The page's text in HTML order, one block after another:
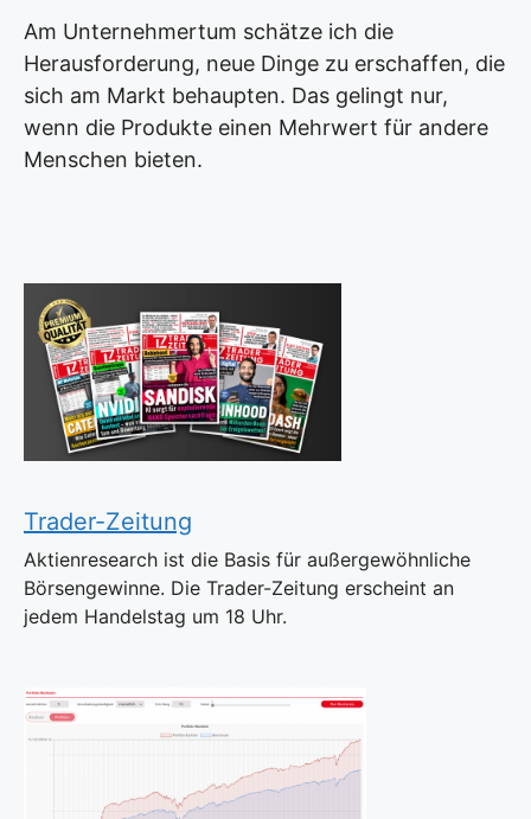
Am Unternehmertum schätze ich die
Herausforderung, neue Dinge zu erschaffen, die
sich am Markt behaupten. Das gelingt nur,
wenn die Produkte einen Mehrwert für andere
Menschen bieten.
Trader-Zeitung
Aktienresearch ist die Basis für außergewöhnliche
Börsengewinne. Die Trader-Zeitung erscheint an
jedem Handelstag um 18 Uhr.